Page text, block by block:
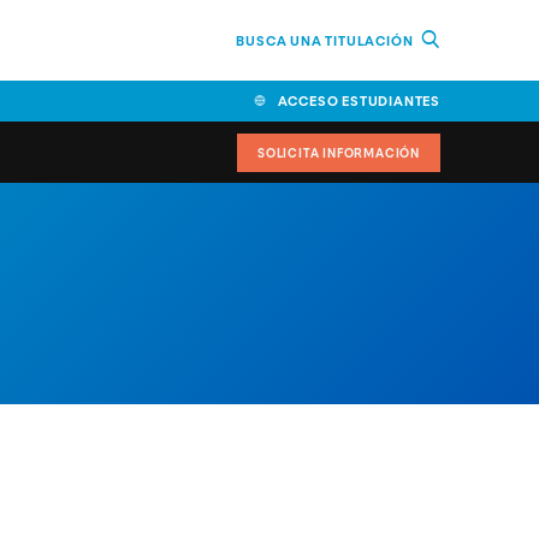
BUSCA UNA TITULACIÓN
ACCESO ESTUDIANTES
SOLICITA INFORMACIÓN